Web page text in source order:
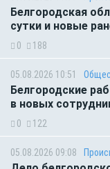
Белгородская
сутки и новые
0 188
05.08.2026 10:51
Белгородские
в новых
0 122
05.08.2026 09:08